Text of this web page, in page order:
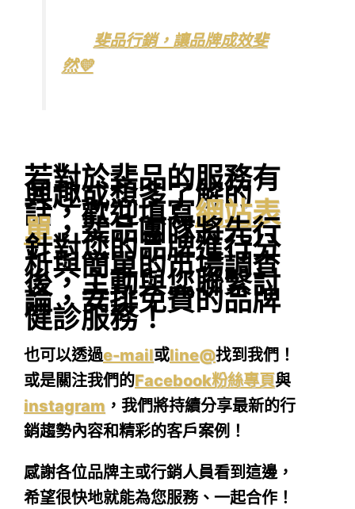
斐品行銷，讓品牌成效斐
然💛
若對於斐品的服務有
興趣或想多了解的
話，歡迎填寫網站表
單，斐品團隊將先行
針對您的品牌進行分
析與簡單的市場調查
後，主動與您聯繫討
論，安排免費的品牌
健診服務！
也可以透過e-mail或line@找到我們！
或是關注我們的Facebook粉絲專頁與
instagram ，我們將持續分享最新的行
銷趨勢內容和精彩的客戶案例！
感謝各位品牌主或行銷人員看到這邊，
希望很快地就能為您服務、一起合作！